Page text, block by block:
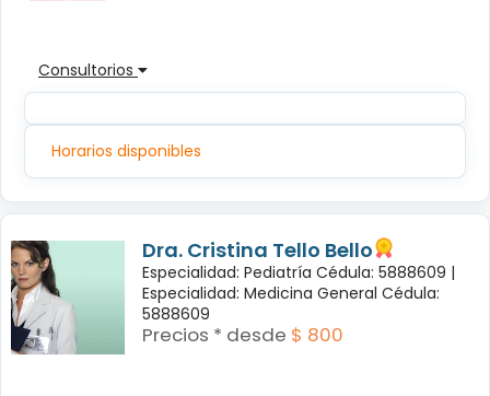
Consultorios
Horarios disponibles
Dra. Cristina Tello Bello
Especialidad: Pediatría Cédula: 5888609 |
Especialidad: Medicina General Cédula:
5888609
Precios * desde $ 800